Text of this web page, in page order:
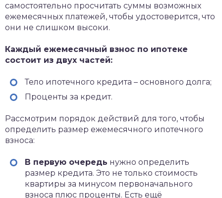
самостоятельно просчитать суммы возможных
ежемесячных платежей, чтобы удостоверится, что
они не слишком высоки.
Каждый ежемесячный взнос по ипотеке
состоит из двух частей:
Тело ипотечного кредита – основного долга;
Проценты за кредит.
Рассмотрим порядок действий для того, чтобы
определить размер ежемесячного ипотечного
взноса:
В первую очередь нужно определить
размер кредита. Это не только стоимость
квартиры за минусом первоначального
взноса плюс проценты. Есть ещё